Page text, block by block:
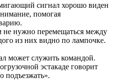
сигнал хорошо виден
помогая
не нужно перемещаться между
из них видно по лампочке.
может служить командой.
эстакаде говорит
подъезжать».